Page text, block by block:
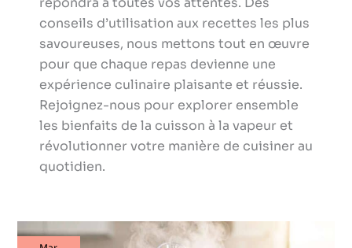
conseils d’utilisation aux recettes les plus
savoureuses, nous mettons tout en œuvre
pour que chaque repas devienne une
expérience culinaire plaisante et réussie.
Rejoignez-nous pour explorer ensemble
les bienfaits de la cuisson à la vapeur et
révolutionner votre manière de cuisiner au
quotidien.
Comment